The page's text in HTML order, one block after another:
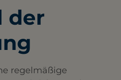
der
regelmäßige